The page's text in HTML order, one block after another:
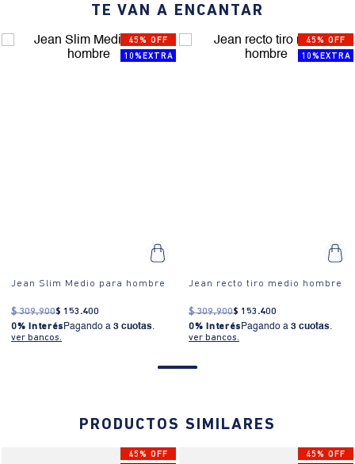
¿Cómo es el fit?: Slim fit, tiro medio, bota recta, cinco bolsillos
¿Cómo se usa?:Ideal para eventos casuales o semi-formales,
TE VAN A ENCANTAR
45% OFF
10%EXTRA
Jean Slim Medio para hombre
$ 309.900$ 153 .400
0% Interés Pagando a 3 cuotas.
ver bancos.
45% OFF
10%EXTRA
Jean recto tiro medio hombre
$ 309.900$ 153 .400
0% Interés Pagando a 3 cuotas.
ver bancos.
PRODUCTOS SIMILARES
45% OFF
45% OFF